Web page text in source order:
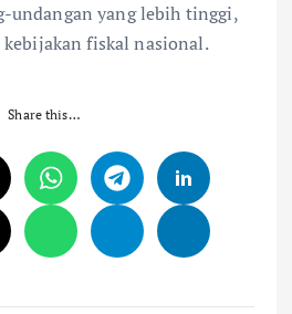
undangan yang lebih tinggi,
fiskal nasional.
Share this…